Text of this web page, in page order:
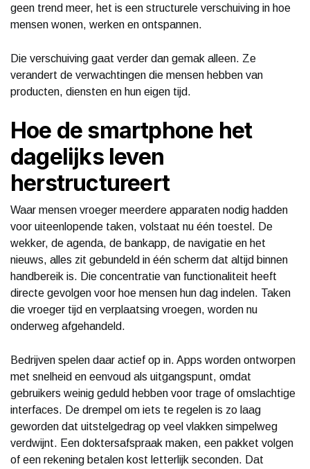
geen trend meer, het is een structurele verschuiving in hoe
mensen wonen, werken en ontspannen.
Die verschuiving gaat verder dan gemak alleen. Ze
verandert de verwachtingen die mensen hebben van
producten, diensten en hun eigen tijd.
Hoe de smartphone het
dagelijks leven
herstructureert
Waar mensen vroeger meerdere apparaten nodig hadden
voor uiteenlopende taken, volstaat nu één toestel. De
wekker, de agenda, de bankapp, de navigatie en het
nieuws, alles zit gebundeld in één scherm dat altijd binnen
handbereik is. Die concentratie van functionaliteit heeft
directe gevolgen voor hoe mensen hun dag indelen. Taken
die vroeger tijd en verplaatsing vroegen, worden nu
onderweg afgehandeld.
Bedrijven spelen daar actief op in. Apps worden ontworpen
met snelheid en eenvoud als uitgangspunt, omdat
gebruikers weinig geduld hebben voor trage of omslachtige
interfaces. De drempel om iets te regelen is zo laag
geworden dat uitstelgedrag op veel vlakken simpelweg
verdwijnt. Een doktersafspraak maken, een pakket volgen
of een rekening betalen kost letterlijk seconden. Dat